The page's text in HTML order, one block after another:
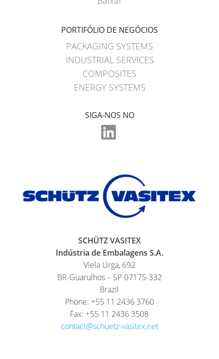
PORTIFÓLIO DE NEGÓCIOS
PACKAGING SYSTEMS
INDUSTRIAL SERVICES
COMPOSITES
ENERGY SYSTEMS
SIGA-NOS NO
SCHÜTZ VASITEX
Indústria de Embalagens S.A.
Viela Urga, 692
BR-Guarulhos – SP-07175-332
Brazil
Phone: +55 11 2436 3760
Fax: +55 11 2436 3508
contact@schuetz-vasitex.net